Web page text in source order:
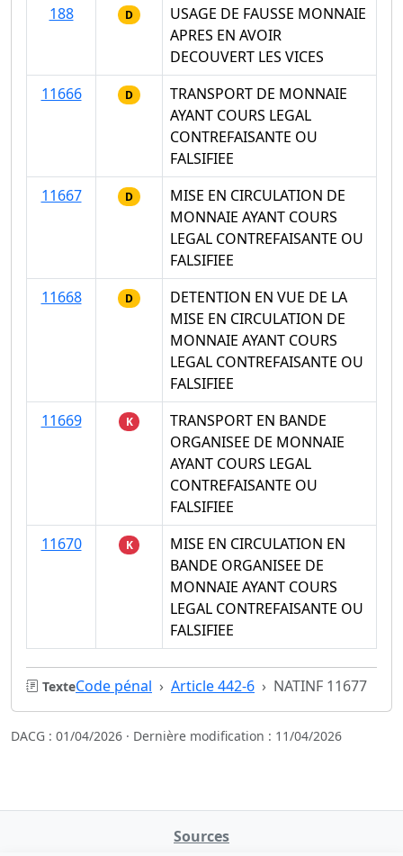
188
D
USAGE DE FAUSSE MONNAIE
APRES EN AVOIR
DECOUVERT LES VICES
11666
D
TRANSPORT DE MONNAIE
AYANT COURS LEGAL
CONTREFAISANTE OU
FALSIFIEE
11667
D
MISE EN CIRCULATION DE
MONNAIE AYANT COURS
LEGAL CONTREFAISANTE OU
FALSIFIEE
11668
D
DETENTION EN VUE DE LA
MISE EN CIRCULATION DE
MONNAIE AYANT COURS
LEGAL CONTREFAISANTE OU
FALSIFIEE
11669
K
TRANSPORT EN BANDE
ORGANISEE DE MONNAIE
AYANT COURS LEGAL
CONTREFAISANTE OU
FALSIFIEE
11670
K
MISE EN CIRCULATION EN
BANDE ORGANISEE DE
MONNAIE AYANT COURS
LEGAL CONTREFAISANTE OU
FALSIFIEE
TexteCode pénal Article 442-6 NATINF 11677
DACG : 01/04/2026 · Dernière modification : 11/04/2026
Sources